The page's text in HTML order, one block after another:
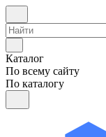
Каталог
По всему сайту
По каталогу